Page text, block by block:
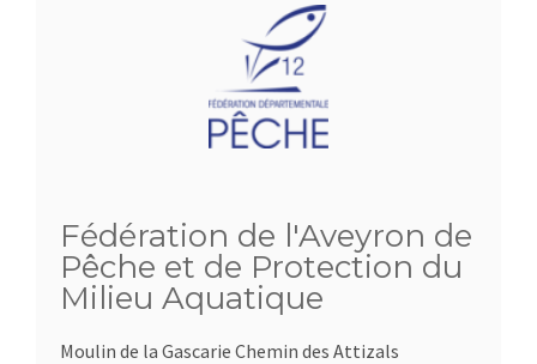
Fédération de l'Aveyron de
Pêche et de Protection du
Milieu Aquatique
Moulin de la Gascarie Chemin des Attizals